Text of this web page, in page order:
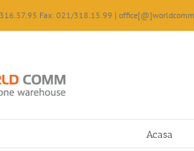
Fax: 021/318.15.99 |
Acasa